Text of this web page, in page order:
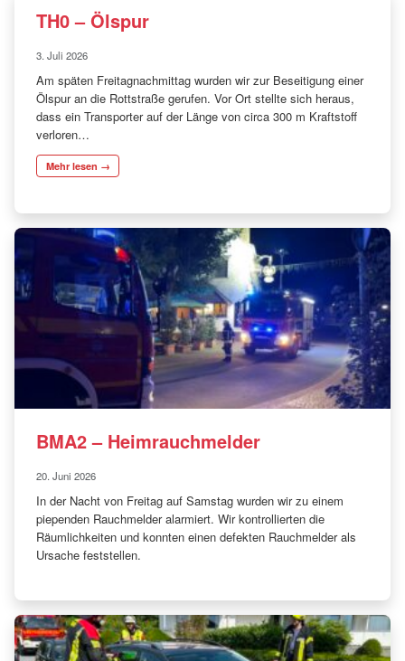
TH0 – Ölspur
3. Juli 2026
Am späten Freitagnachmittag wurden wir zur Beseitigung einer
Ölspur an die Rottstraße gerufen. Vor Ort stellte sich heraus,
dass ein Transporter auf der Länge von circa 300 m Kraftstoff
verloren…
Mehr lesen →
BMA2 – Heimrauchmelder
20. Juni 2026
In der Nacht von Freitag auf Samstag wurden wir zu einem
piependen Rauchmelder alarmiert. Wir kontrollierten die
Räumlichkeiten und konnten einen defekten Rauchmelder als
Ursache feststellen.